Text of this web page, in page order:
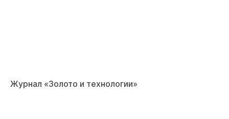
Журнал «Золото и технологии»